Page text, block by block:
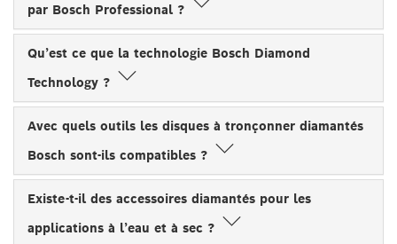
par Bosch Professional ?
Qu’est ce que la technologie Bosch Diamond
Technology ?
Avec quels outils les disques à tronçonner diamantés
Bosch sont-ils compatibles ?
Existe-t-il des accessoires diamantés pour les
applications à l’eau et à sec ?